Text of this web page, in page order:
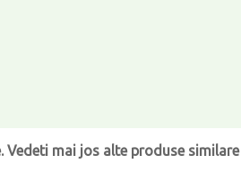
mai jos alte produse similare